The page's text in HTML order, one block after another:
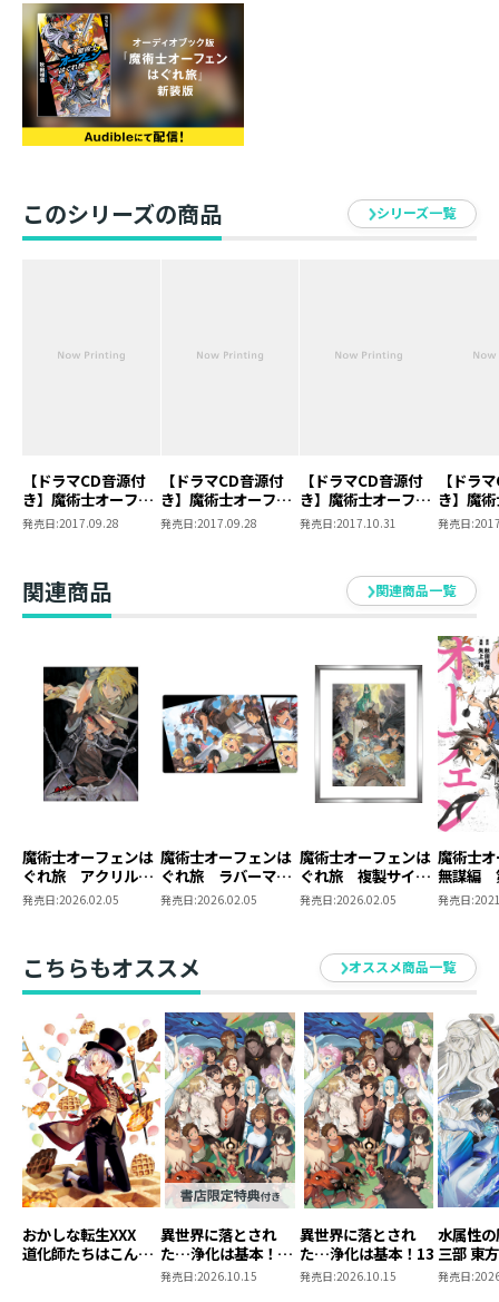
シリーズ累計1400万部（電子書籍を含む）を超え
るライトノベルの金字塔！
2019年シリーズ生誕25周年へ。「第四部」初の文
庫化10か月連続刊行第3弾！
(C)2017 Yoshinobu Akita / TOBOOKS (P) 2017
Yoshinobu Akita / TOBOOKS
と至ったマヨールの眼前で、魔術戦士とヴァンパイアと
●秋田禎信 (あきた・よしのぶ)
1973年東京都生まれ。1991年『ひとつ火の粉の雪の中』
でファンタジア長編小説大賞準入選を受賞し、作家デビ
イズ、PCゲームの脚本などにも活動の場を広げている。
その他の著書『機械の仮病』『虐殺機イクシアント』
※「原大陸開戦_前編」「原大陸開戦_後編」魔術士オー
フェンはぐれ旅 ドラマCD vol.2
(C)2017 Yoshinobu Akita / TOBOOKS (P) 2017
Yoshinobu Akita / TOBOOKS
このシリーズの商品 シリーズ一覧
【ドラマCD音源付
き】魔術士オーフェ
ンはぐれ旅 キエサ
発売日:2017.09.28
【ドラマCD音源付
き】魔術士オーフェ
ンはぐれ旅 約束の
発売日:2017.09.28
【ドラマCD音源付
き】魔術士オーフェ
ンはぐれ旅 原大陸
発売日:2017.10.31
【ドラ
き】魔
ンはぐ
発売日:
関連商品 関連商品一覧
魔術士オーフェンは
ぐれ旅 アクリルパ
ネル
発売日:2026.02.05
魔術士オーフェンは
ぐれ旅 ラバーマッ
ト
発売日:2026.02.05
魔術士オーフェンは
ぐれ旅 複製サイン
入り複製原画
発売日:2026.02.05
魔術士
無謀編
発売日:
こちらもオススメ オススメ商品一覧
おかしな転生XXX
道化師たちはこんが
異世界に落とされ
た…浄化は基本！
13【ピッコマ限定
発売日:2026.10.15
異世界に落とされ
た…浄化は基本！13
発売日:2026.10.15
水属性
三部 東
発売日: